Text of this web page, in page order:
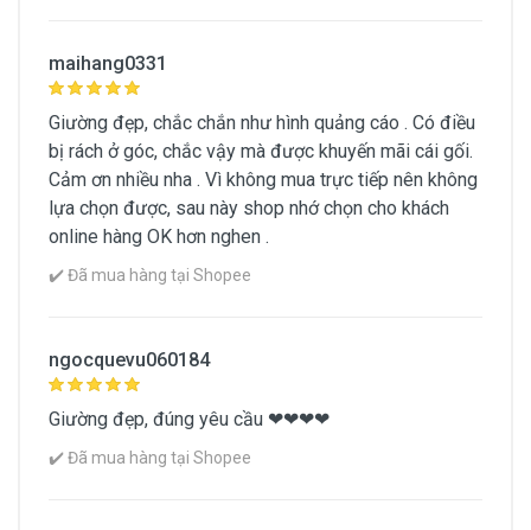
maihang0331
Giường đẹp, chắc chắn như hình quảng cáo . Có điều
bị rách ở góc, chắc vậy mà được khuyến mãi cái gối.
Cảm ơn nhiều nha . Vì không mua trực tiếp nên không
lựa chọn được, sau này shop nhớ chọn cho khách
online hàng OK hơn nghen .
✔️ Đã mua hàng tại Shopee
ngocquevu060184
Giường đẹp, đúng yêu cầu ❤❤❤❤
✔️ Đã mua hàng tại Shopee